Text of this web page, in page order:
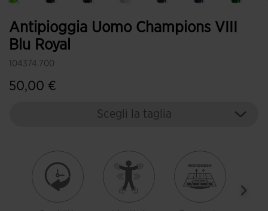
Antipioggia Uomo Champions VIII
Blu Royal
104374.700
50,00 €
Scegli la taglia